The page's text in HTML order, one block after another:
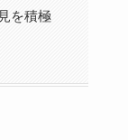
を積極